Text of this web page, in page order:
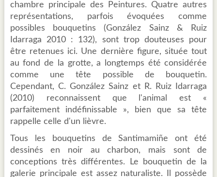
chambre principale des Peintures. Quatre autres
représentations, parfois évoquées comme
possibles bouquetins (González Sainz & Ruiz
Idarraga 2010 : 132), sont trop douteuses pour
être retenues ici. Une dernière figure, située tout
au fond de la grotte, a longtemps été considérée
comme une tête possible de bouquetin.
Cependant, C. González Sainz et R. Ruiz Idarraga
(2010) reconnaissent que l'animal est «
parfaitement indéfinissable », bien que sa tête
rappelle celle d'un lièvre.
Tous les bouquetins de Santimamiñe ont été
dessinés en noir au charbon, mais sont de
conceptions très différentes. Le bouquetin de la
galerie principale est assez naturaliste. Il possède